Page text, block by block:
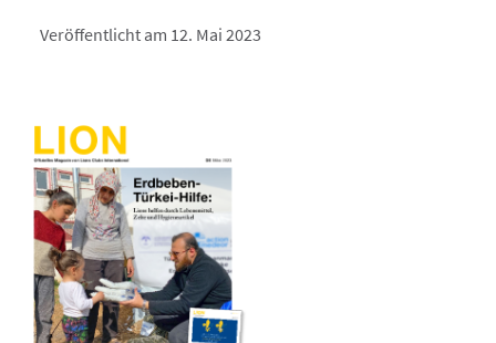
Veröffentlicht am 12. Mai 2023